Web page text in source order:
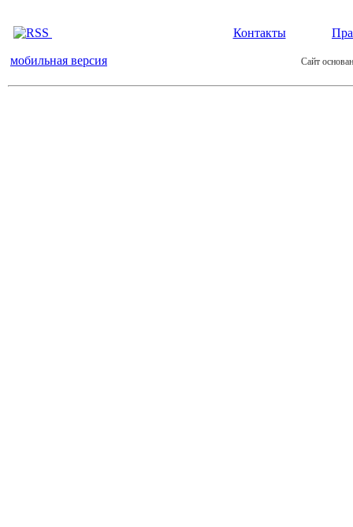
Контакты
мобильная версия Сайт